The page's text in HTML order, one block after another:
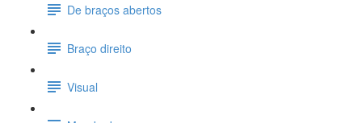
De braços abertos
Braço direito
Visual